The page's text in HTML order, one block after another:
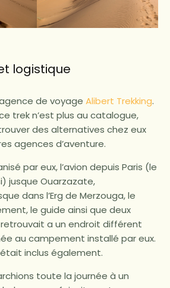
logistique
de voyage Alibert Trekking.
trek n’est plus au catalogue,
des alternatives chez eux
agences d’aventure.
par eux, l’avion depuis Paris (le
jusque Ouarzazate,
dans l’Erg de Merzouga, le
le guide ainsi que deux
retrouvait a un endroit différent
au campement installé par eux.
inclus également.
toute la journée à un